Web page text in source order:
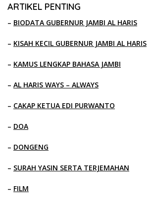
ARTIKEL PENTING
– BIODATA GUBERNUR JAMBI AL HARIS
– KISAH KECIL GUBERNUR JAMBI AL HARIS
– KAMUS LENGKAP BAHASA JAMBI
– AL HARIS WAYS – ALWAYS
– CAKAP KETUA EDI PURWANTO
– DOA
– DONGENG
– SURAH YASIN SERTA TERJEMAHAN
– FILM